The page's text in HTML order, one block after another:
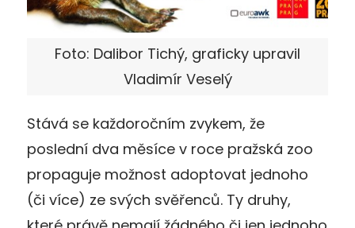
Foto: Dalibor Tichý, graficky upravil
Vladimír Veselý
Stává se každoročním zvykem, že
poslední dva měsíce v roce pražská zoo
propaguje možnost adoptovat jednoho
(či více) ze svých svěřenců. Ty druhy,